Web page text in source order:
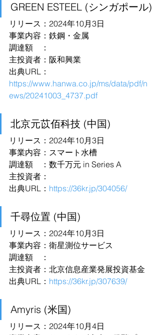
GREEN ESTEEL (シンガポール)
リリース：2024年10月3日
事業内容：鉄鋼・金属
調達額　：
主投資者：阪和興業
出典URL：
https://www.hanwa.co.jp/ms/data/pdf/n
ews/20241003_4737.pdf
北京元苡佰科技 (中国)
リリース：2024年10月3日
事業内容：スマート水槽
調達額　：数千万元 in Series A
主投資者：
出典URL： https://36kr.jp/304056/
千尋位置 (中国)
リリース：2024年10月3日
事業内容：衛星測位サービス
調達額　：
主投資者：北京信息産業発展投資基金
出典URL： https://36kr.jp/307639/
Amyris (米国)
リリース：2024年10月4日